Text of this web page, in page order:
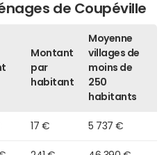
de Coupéville
Montant
par
habitant
Moyenne
villages de
moins de
250
habitants
17 € 5 737 €